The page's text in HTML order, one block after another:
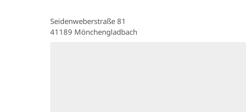
Seidenweberstraße 81
41189 Mönchengladbach